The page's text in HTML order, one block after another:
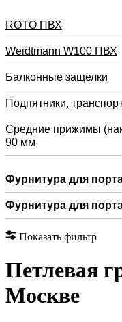
RОTO ПВХ
Weidtmann W100 ПВХ
Балконные защелки
Подпятники,
Средние прижимы
90 мм
Фурнитура для
Фурнитура для
Показать фильтр
Петлевая
Москве